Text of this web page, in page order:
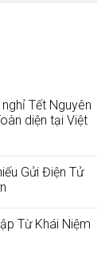
Tết Nguyên
diện tại Việt
Gửi Điện Tử
Từ Khái Niệm